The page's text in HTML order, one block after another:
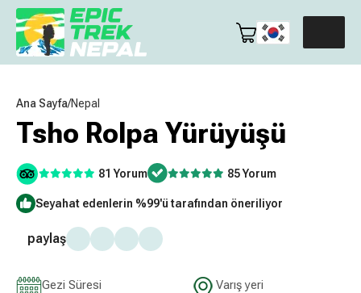
Ana Sayfa/Nepal
Tsho Rolpa Yürüyüşü
81 Yorum 85 Yorum
Seyahat edenlerin %99'ü tarafından öneriliyor
paylaş
Gezi Süresi Varış yeri